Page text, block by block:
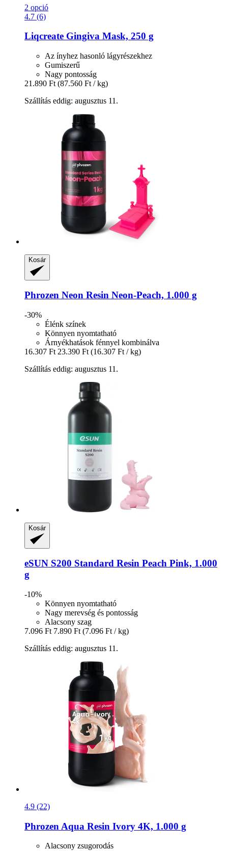
2 opció
4.7 (6)
Liqcreate Gingiva Mask, 250 g
Az ínyhez hasonló lágyrészekhez
Gumiszerű
Nagy pontosság
21.890 Ft (87.560 Ft / kg)
Szállítás eddig: augusztus 11.
Kosár
Phrozen Neon Resin Neon-​Peach, 1.000 g
-30%
Élénk színek
Könnyen nyomtatható
Árnyékhatások fénnyel kombinálva
16.307 Ft 23.390 Ft (16.307 Ft / kg)
Szállítás eddig: augusztus 11.
Kosár
eSUN S200 Standard Resin Peach Pink, 1.000
g
-10%
Könnyen nyomtatható
Nagy merevség és pontosság
Alacsony szag
7.096 Ft 7.890 Ft (7.096 Ft / kg)
Szállítás eddig: augusztus 11.
4.9 (22)
Phrozen Aqua Resin Ivory 4K, 1.000 g
Alacsony zsugorodás